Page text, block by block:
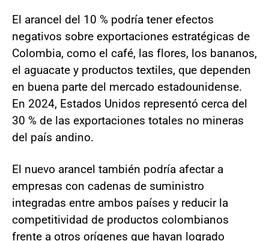
El arancel del 10 % podría tener efectos
negativos sobre exportaciones estratégicas de
Colombia, como el café, las flores, los bananos,
el aguacate y productos textiles, que dependen
en buena parte del mercado estadounidense.
En 2024, Estados Unidos representó cerca del
30 % de las exportaciones totales no mineras
del país andino.
El nuevo arancel también podría afectar a
empresas con cadenas de suministro
integradas entre ambos países y reducir la
competitividad de productos colombianos
frente a otros orígenes que hayan logrado